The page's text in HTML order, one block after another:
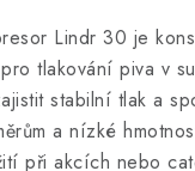
Lindr 30 je
tlakování piva v
stabilní tlak a
a nízké
při akcích nebo